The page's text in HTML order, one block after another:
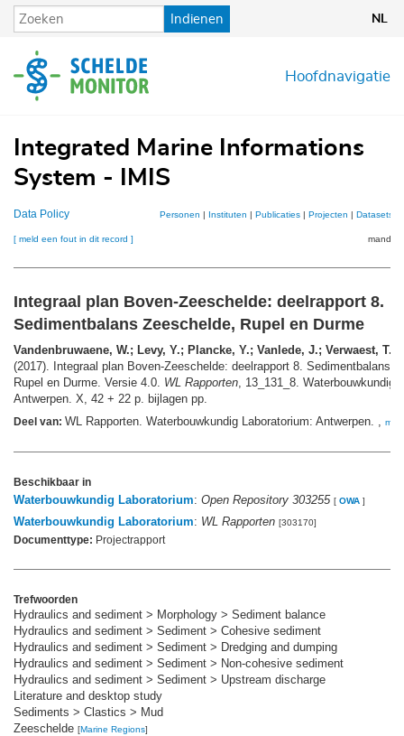
Overslaan
en
de
inhoud
Indienen NL
Hoofdnavigatie
Integrated Marine Informations
System - IMIS
Data Policy Personen | Instituten | Publicaties| Projecten | Datasets
[ meld een fout in dit record ] mandje
Integraal plan Boven‐Zeeschelde: deelrapport 8.
Sedimentbalans Zeeschelde, Rupel en Durme
Vandenbruwaene, W.; Levy, Y.; Plancke, Y.; Vanlede, J.; Verwaest, T.;
(2017). Integraal plan Boven‐Zeeschelde: deelrapport 8. Sedimentbalans
Rupel en Durme. Versie 4.0. WL Rapporten , 13_131_8. Waterbouwkundig
Antwerpen. X, 42 + 22 p. bijlagen pp.
Deel van: WL Rapporten. Waterbouwkundig Laboratorium: Antwerpen. ,
Beschikbaar in
Waterbouwkundig Laboratorium: Open Repository 303255 [ OWA ]
Waterbouwkundig Laboratorium: WL Rapporten [303170]
Documenttype: Projectrapport
Trefwoorden
Hydraulics and sediment > Morphology > Sediment balance
Hydraulics and sediment > Sediment > Cohesive sediment
Hydraulics and sediment > Sediment > Dredging and dumping
Hydraulics and sediment > Sediment > Non-cohesive sediment
Hydraulics and sediment > Sediment > Upstream discharge
Literature and desktop study
Sediments > Clastics > Mud
Zeeschelde [Marine Regions]